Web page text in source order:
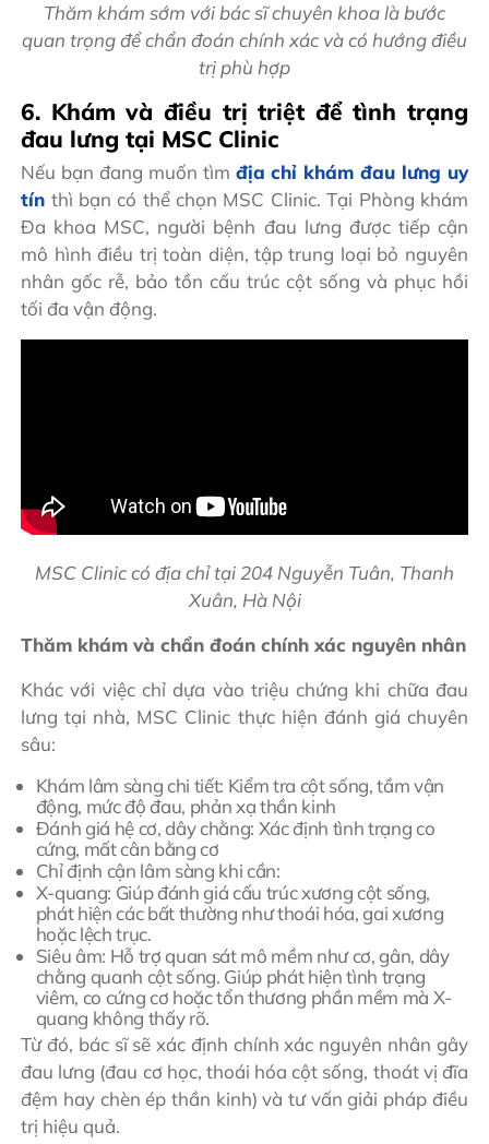
Thăm khám sớm với bác sĩ chuyên khoa là bước
quan trọng để chẩn đoán chính xác và có hướng điều
trị phù hợp
6. Khám và điều trị triệt để tình trạng
đau lưng tại MSC Clinic
Nếu bạn đang muốn tìm địa chỉ khám đau lưng uy
tín thì bạn có thể chọn MSC Clinic. Tại Phòng khám
Đa khoa MSC, người bệnh đau lưng được tiếp cận
mô hình điều trị toàn diện, tập trung loại bỏ nguyên
nhân gốc rễ, bảo tồn cấu trúc cột sống và phục hồi
tối đa vận động.
MSC Clinic có địa chỉ tại 204 Nguyễn Tuân, Thanh
Xuân, Hà Nội
Thăm khám và chẩn đoán chính xác nguyên nhân
Khác với việc chỉ dựa vào triệu chứng khi chữa đau
lưng tại nhà, MSC Clinic thực hiện đánh giá chuyên
sâu:
Khám lâm sàng chi tiết: Kiểm tra cột sống, tầm vận
động, mức độ đau, phản xạ thần kinh
Đánh giá hệ cơ, dây chằng: Xác định tình trạng co
cứng, mất cân bằng cơ
Chỉ định cận lâm sàng khi cần:
X-quang: Giúp đánh giá cấu trúc xương cột sống,
phát hiện các bất thường như thoái hóa, gai xương
hoặc lệch trục.
Siêu âm: Hỗ trợ quan sát mô mềm như cơ, gân, dây
chằng quanh cột sống. Giúp phát hiện tình trạng
viêm, co cứng cơ hoặc tổn thương phần mềm mà X-
quang không thấy rõ.
Từ đó, bác sĩ sẽ xác định chính xác nguyên nhân gây
đau lưng (đau cơ học, thoái hóa cột sống, thoát vị đĩa
đệm hay chèn ép thần kinh) và tư vấn giải pháp điều
trị hiệu quả.